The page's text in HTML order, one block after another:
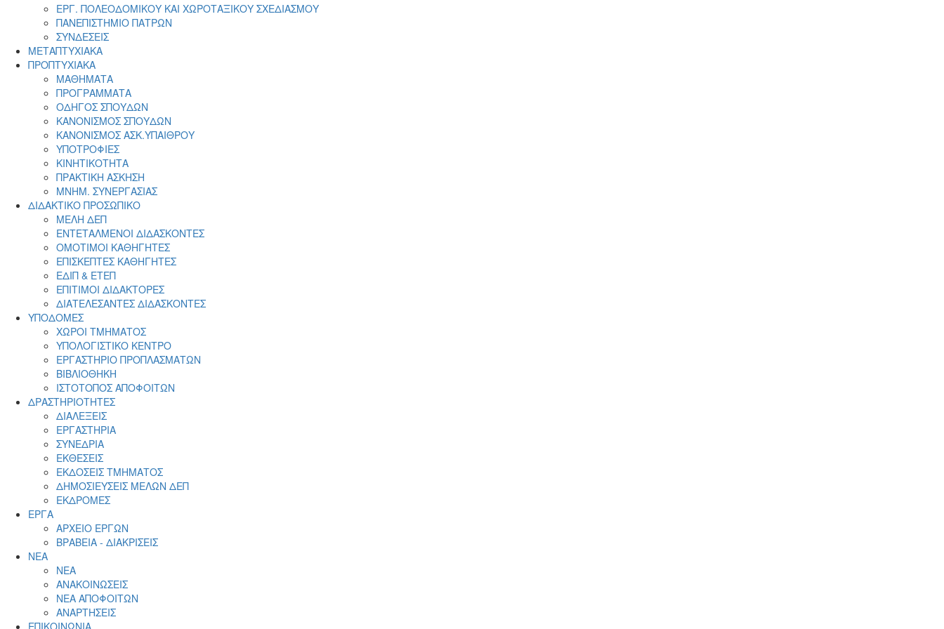
ΕΡΓ. ΠΟΛΕΟΔΟΜΙΚΟΥ ΚΑΙ ΧΩΡΟΤΑΞΙΚΟΥ ΣΧΕΔΙΑΣΜΟΥ
ΠΑΝΕΠΙΣΤΗΜΙΟ ΠΑΤΡΩΝ
ΣΥΝΔΕΣΕΙΣ
ΜΕΤΑΠΤΥΧΙΑΚΑ
ΠΡΟΠΤΥΧΙΑΚΑ
ΜΑΘΗΜΑΤΑ
ΠΡΟΓΡΑΜΜΑΤΑ
ΟΔΗΓΟΣ ΣΠΟΥΔΩΝ
ΚΑΝΟΝΙΣΜΟΣ ΣΠΟΥΔΩΝ
ΚΑΝΟΝΙΣΜΟΣ ΑΣΚ.ΥΠΑΙΘΡΟΥ
ΥΠΟΤΡΟΦΙΕΣ
ΚΙΝΗΤΙΚΟΤΗΤΑ
ΠΡΑΚΤΙΚΗ ΑΣΚΗΣΗ
ΜΝΗΜ. ΣΥΝΕΡΓΑΣΙΑΣ
ΔΙΔΑΚΤΙΚΟ ΠΡΟΣΩΠΙΚΟ
ΜΕΛΗ ΔΕΠ
ΕΝΤΕΤΑΛΜΕΝΟΙ ΔΙΔΑΣΚΟΝΤΕΣ
ΟΜΟΤΙΜΟΙ ΚΑΘΗΓΗΤΕΣ
ΕΠΙΣΚΕΠΤΕΣ ΚΑΘΗΓΗΤΕΣ
ΕΔΙΠ & ΕΤΕΠ
ΕΠΙΤΙΜΟΙ ΔΙΔΑΚΤΟΡΕΣ
ΔΙΑΤΕΛΕΣΑΝΤΕΣ ΔΙΔΑΣΚΟΝΤΕΣ
ΥΠΟΔΟΜΕΣ
ΧΩΡΟΙ ΤΜΗΜΑΤΟΣ
ΥΠΟΛΟΓΙΣΤΙΚΟ ΚΕΝΤΡΟ
ΕΡΓΑΣΤΗΡΙΟ ΠΡΟΠΛΑΣΜΑΤΩΝ
ΒΙΒΛΙΟΘΗΚΗ
ΙΣΤΟΤΟΠΟΣ ΑΠΟΦΟΙΤΩΝ
ΔΡΑΣΤΗΡΙΟΤΗΤΕΣ
ΔΙΑΛΕΞΕΙΣ
ΕΡΓΑΣΤΗΡΙΑ
ΣΥΝΕΔΡΙΑ
ΕΚΘΕΣΕΙΣ
ΕΚΔΟΣΕΙΣ ΤΜΗΜΑΤΟΣ
ΔΗΜΟΣΙΕΥΣΕΙΣ ΜΕΛΩΝ ΔΕΠ
ΕΚΔΡΟΜΕΣ
ΕΡΓΑ
ΑΡΧΕΙΟ ΕΡΓΩΝ
ΒΡΑΒΕΙΑ - ΔΙΑΚΡΙΣΕΙΣ
ΝΕΑ
ΝΕΑ
ΑΝΑΚΟΙΝΩΣΕΙΣ
ΝΕΑ ΑΠΟΦΟΙΤΩΝ
ΑΝΑΡΤΗΣΕΙΣ
ΕΠΙΚΟΙΝΩΝΙΑ